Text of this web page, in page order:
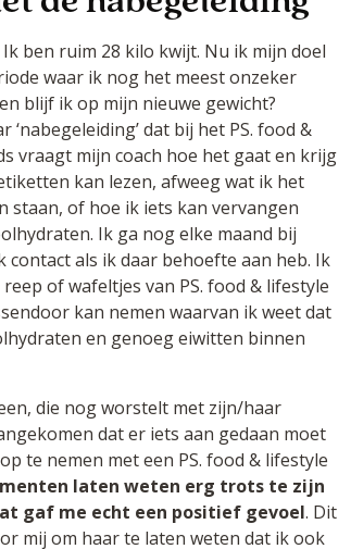
ben ruim 28 kilo kwijt. Nu ik mijn doel
waar ik nog het meest onzeker
blijf ik op mijn nieuwe gewicht?
dat bij het PS. food &
vraagt mijn coach hoe het gaat en krijg
kan lezen, afweeg wat ik het
staan, of hoe ik iets kan vervangen
Ik ga nog elke maand bij
contact als ik daar behoefte aan heb. Ik
of wafeltjes van PS. food & lifestyle
kan nemen waarvan ik weet dat
en genoeg eiwitten binnen
die nog worstelt met zijn/haar
dat er iets aan gedaan moet
te nemen met een PS. food & lifestyle
laten weten erg trots te zijn
gaf me echt een positief gevoel. Dit
mij om haar te laten weten dat ik ook